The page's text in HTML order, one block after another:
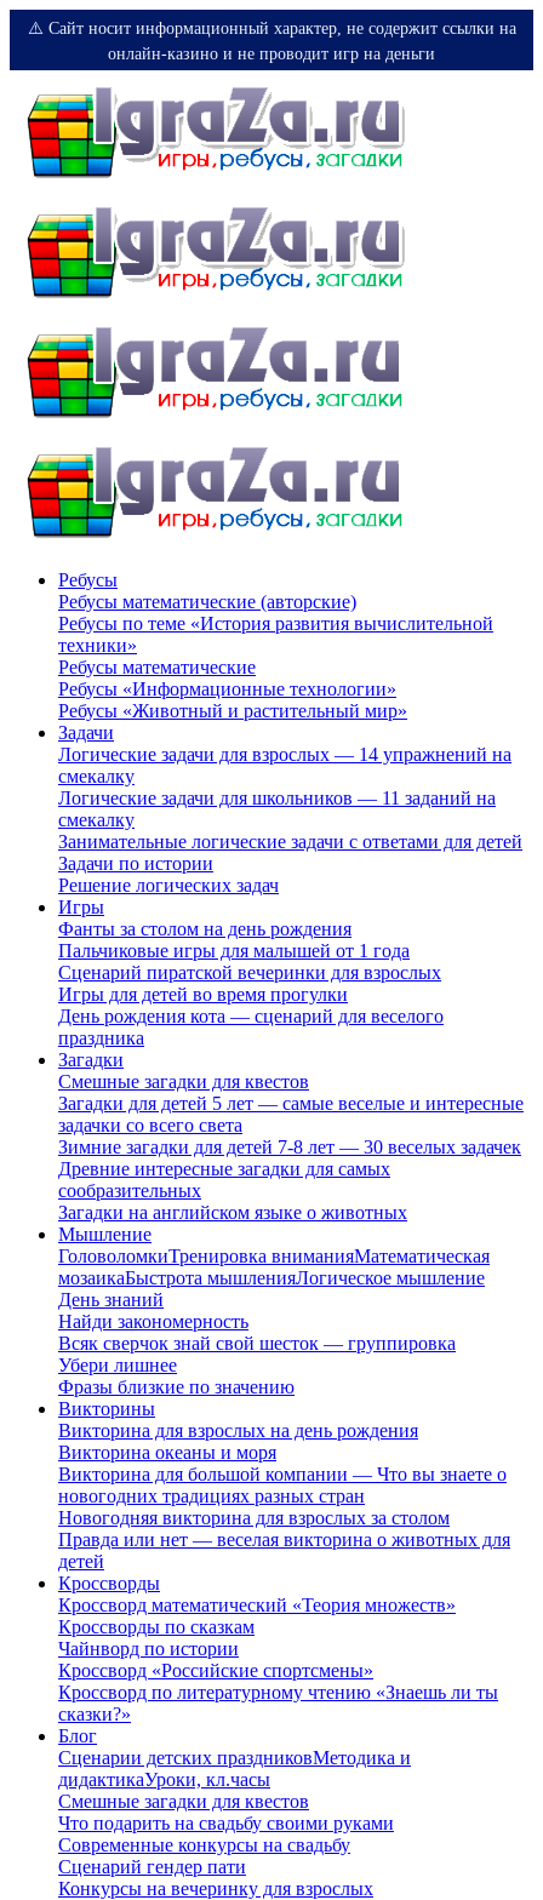
⚠️ Сайт носит информационный характер, не содержит ссылки на
онлайн-казино и не проводит игр на деньги
Ребусы
Ребусы математические (авторские)
Ребусы по теме «История развития вычислительной
техники»
Ребусы математические
Ребусы «Информационные технологии»
Ребусы «Животный и растительный мир»
Задачи
Логические задачи для взрослых — 14 упражнений на
смекалку
Логические задачи для школьников — 11 заданий на
смекалку
Занимательные логические задачи с ответами для детей
Задачи по истории
Решение логических задач
Игры
Фанты за столом на день рождения
Пальчиковые игры для малышей от 1 года
Сценарий пиратской вечеринки для взрослых
Игры для детей во время прогулки
День рождения кота — сценарий для веселого
праздника
Загадки
Смешные загадки для квестов
Загадки для детей 5 лет — самые веселые и интересные
задачки со всего света
Зимние загадки для детей 7-8 лет — 30 веселых задачек
Древние интересные загадки для самых
сообразительных
Загадки на английском языке о животных
Мышление
ГоловоломкиТренировка вниманияМатематическая
мозаикаБыстрота мышленияЛогическое мышление
День знаний
Найди закономерность
Всяк сверчок знай свой шесток — группировка
Убери лишнее
Фразы близкие по значению
Викторины
Викторина для взрослых на день рождения
Викторина океаны и моря
Викторина для большой компании — Что вы знаете о
новогодних традициях разных стран
Новогодняя викторина для взрослых за столом
Правда или нет — веселая викторина о животных для
детей
Кроссворды
Кроссворд математический «Теория множеств»
Кроссворды по сказкам
Чайнворд по истории
Кроссворд «Российские спортсмены»
Кроссворд по литературному чтению «Знаешь ли ты
сказки?»
Блог
Сценарии детских праздниковМетодика и
дидактикаУроки, кл.часы
Смешные загадки для квестов
Что подарить на свадьбу своими руками
Современные конкурсы на свадьбу
Сценарий гендер пати
Конкурсы на вечеринку для взрослых